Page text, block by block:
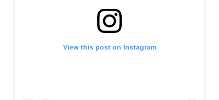
View this post on Instagram